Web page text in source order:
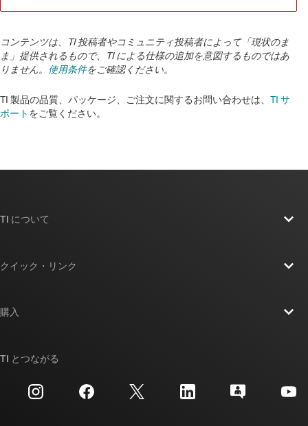
コンテンツは、TI 投稿者やコミュニティ投稿者によって「現状のま
ま」提供されるもので、TI による仕様の追加を意図するものではあ
りません。 使用条件をご確認ください。
TI 製品の品質、パッケージ、ご注文に関するお問い合わせは、 TI サ
ポート をご覧ください。
TI について
投資家向け情報
クイック・リンク
クロスリファレンス検索
カスタマー・サポート・センター
購入
TI とつながる